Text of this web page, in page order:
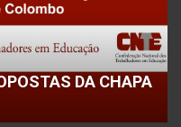
DA CHAPA